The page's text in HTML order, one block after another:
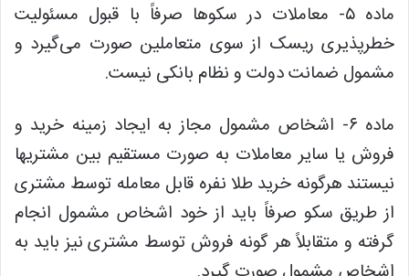
ماده ۵- معاملات در سکوها صرفاً با قبول مسئولیت
خطرپذیری ریسک از سوی متعاملین صورت می‌گیرد و
مشمول ضمانت دولت و نظام بانکی نیست.
ماده ۶- اشخاص مشمول مجاز به ایجاد زمینه خرید و
فروش یا سایر معاملات به صورت مستقیم بین مشتریها
نیستند هرگونه خرید طلا نفره قابل معامله توسط مشتری
از طریق سکو صرفاً باید از خود اشخاص مشمول انجام
گرفته و متقابلاً هر گونه فروش توسط مشتری نیز باید به